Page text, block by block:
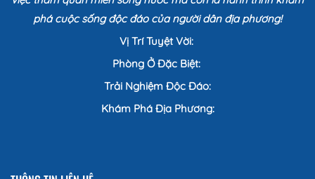
phá cuộc sống độc đáo của người dân địa phương!
Vị Trí Tuyệt Vời:
Phòng Ở Đặc Biệt:
Trải Nghiệm Độc Đáo:
Khám Phá Địa Phương: